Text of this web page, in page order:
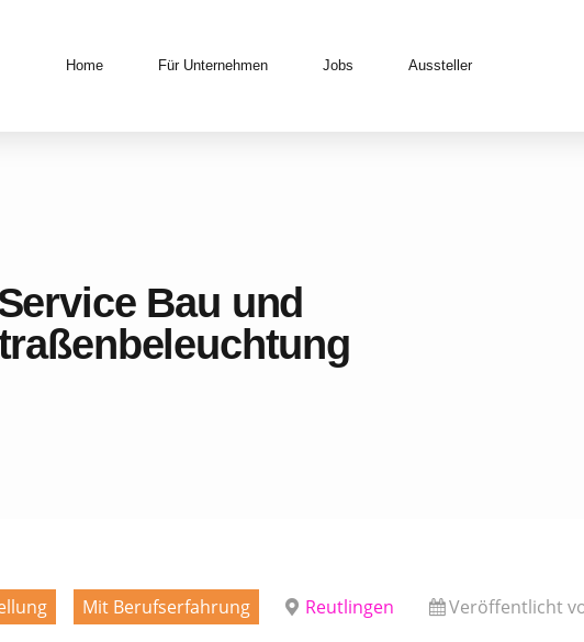
Home Für Unternehmen Jobs Aussteller
Bau und
Mit Berufserfahrung Reutlingen Veröffentlicht